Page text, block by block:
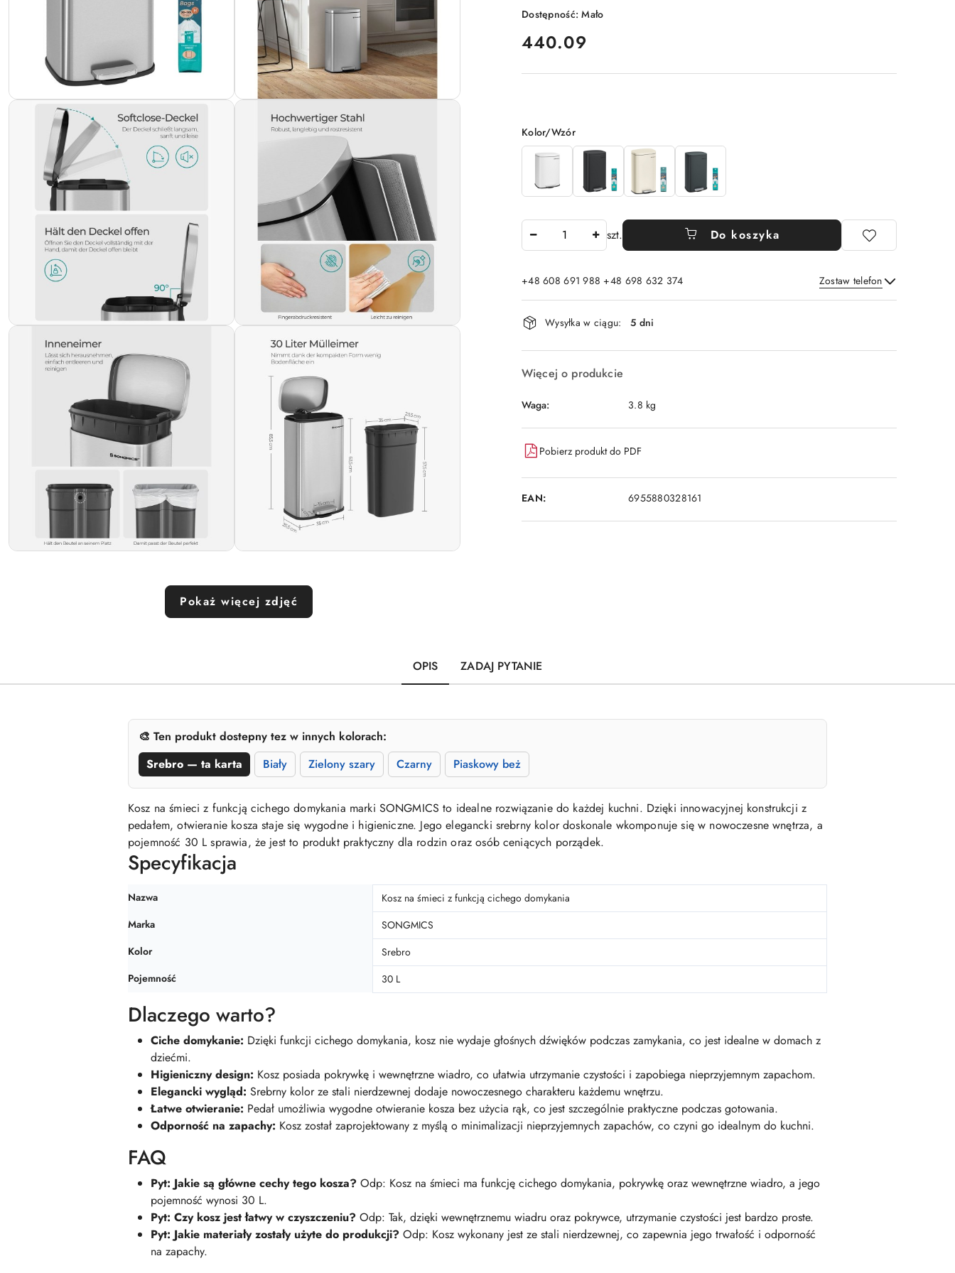
Pokaż więcej zdjęć
Dostępność:Mało
cena:
440.09
Wariant
Kolor/Wzór
szt. Do koszyka
+48 608 691 988 +48 698 632 374 Zostaw telefon
Wyślij
Dostępność
i
dostawa
Wysyłka w ciągu: 5 dni
Więcej o produkcie
Waga: 3.8 kg
Pobierz produkt do PDF
EAN: 6955880328161
OPIS ZADAJ PYTANIE
🎨 Ten produkt dostepny tez w innych kolorach:
Srebro — ta karta
Biały Zielony szary Czarny Piaskowy beż
Kosz na śmieci z funkcją cichego domykania marki SONGMICS to idealne rozwiązanie do każdej kuchni. Dzięki innowacyjnej konstrukcji z
pedałem, otwieranie kosza staje się wygodne i higieniczne. Jego elegancki srebrny kolor doskonale wkomponuje się w nowoczesne wnętrza, a
pojemność 30 L sprawia, że jest to produkt praktyczny dla rodzin oraz osób ceniących porządek.
Specyfikacja
Nazwa
Kosz na śmieci z funkcją cichego domykania
Marka
SONGMICS
Kolor
Srebro
Pojemność
30 L
Dlaczego warto?
Ciche domykanie: Dzięki funkcji cichego domykania, kosz nie wydaje głośnych dźwięków podczas zamykania, co jest idealne w domach z
dziećmi.
Higieniczny design: Kosz posiada pokrywkę i wewnętrzne wiadro, co ułatwia utrzymanie czystości i zapobiega nieprzyjemnym zapachom.
Elegancki wygląd: Srebrny kolor ze stali nierdzewnej dodaje nowoczesnego charakteru każdemu wnętrzu.
Łatwe otwieranie: Pedał umożliwia wygodne otwieranie kosza bez użycia rąk, co jest szczególnie praktyczne podczas gotowania.
Odporność na zapachy: Kosz został zaprojektowany z myślą o minimalizacji nieprzyjemnych zapachów, co czyni go idealnym do kuchni.
FAQ
Pyt: Jakie są główne cechy tego kosza? Odp: Kosz na śmieci ma funkcję cichego domykania, pokrywkę oraz wewnętrzne wiadro, a jego
pojemność wynosi 30 L.
Pyt: Czy kosz jest łatwy w czyszczeniu? Odp: Tak, dzięki wewnętrznemu wiadru oraz pokrywce, utrzymanie czystości jest bardzo proste.
Pyt: Jakie materiały zostały użyte do produkcji? Odp: Kosz wykonany jest ze stali nierdzewnej, co zapewnia jego trwałość i odporność
na zapachy.